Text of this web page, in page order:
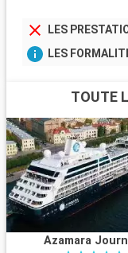
LES
LES
TOUTE
Azamara